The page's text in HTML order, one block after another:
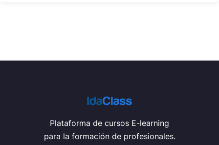
Plataforma de cursos E-learning
para la formación de profesionales.